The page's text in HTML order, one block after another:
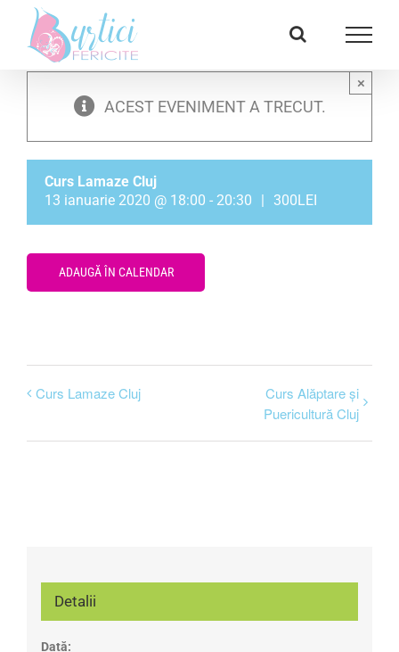
content
mail:
ACEST EVENIMENT A TRECUT.
×
Curs Lamaze Cluj
13 ianuarie 2020 @ 18:00 - 20:30 | 300LEI
ADAUGĂ ÎN CALENDAR
Curs Lamaze Cluj
Curs Alăptare și
Puericultură Cluj
Detalii
Dată: